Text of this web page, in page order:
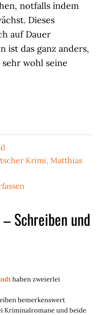
notfalls indem
Dieses
auf Dauer
ist das ganz anders,
wohl seine
Krimi, Matthias
Schreiben und
haben zweierlei
bemerkenswert
Kriminalromane und beide